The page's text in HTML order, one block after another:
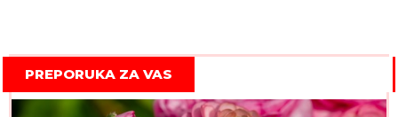
PREPORUKA ZA VAS